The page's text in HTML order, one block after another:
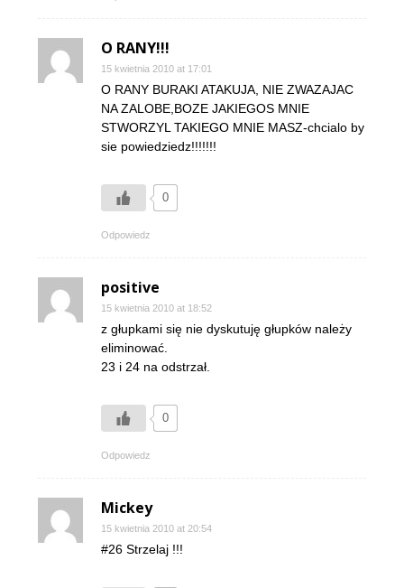
O RANY!!!
15 kwietnia 2010 at 17:01
O RANY BURAKI ATAKUJA, NIE ZWAZAJAC
NA ZALOBE,BOZE JAKIEGOS MNIE
STWORZYL TAKIEGO MNIE MASZ-chcialo by
sie powiedziedz!!!!!!!
0
Odpowiedz
positive
15 kwietnia 2010 at 18:52
z głupkami się nie dyskutuję głupków należy
eliminować.
23 i 24 na odstrzał.
0
Odpowiedz
Mickey
15 kwietnia 2010 at 20:54
#26 Strzelaj !!!